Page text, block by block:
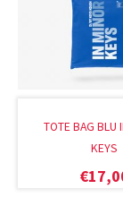
TOTE BAG BLU
KEYS
€